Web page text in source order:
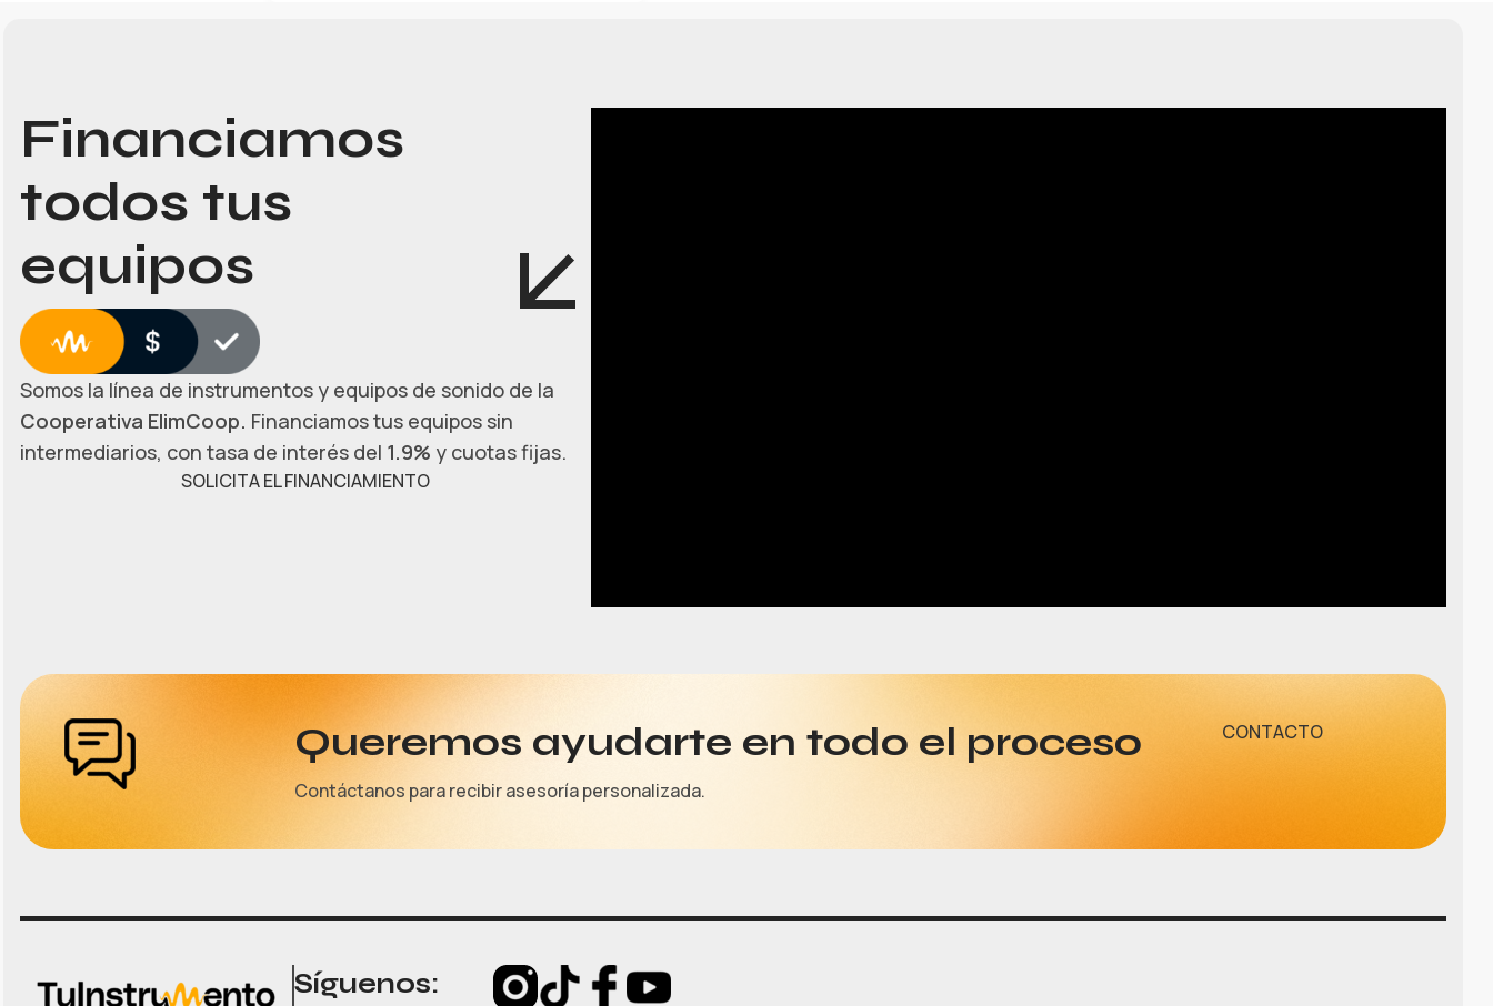
Financiamos
todos tus
equipos
Somos la línea de instrumentos y equipos de sonido de la
Cooperativa ElimCoop. Financiamos tus equipos sin
intermediarios, con tasa de interés del 1.9% y cuotas fijas.
SOLICITA EL FINANCIAMIENTO
Queremos ayudarte en todo el proceso
Contáctanos para recibir asesoría personalizada.
CONTACTO
Síguenos: